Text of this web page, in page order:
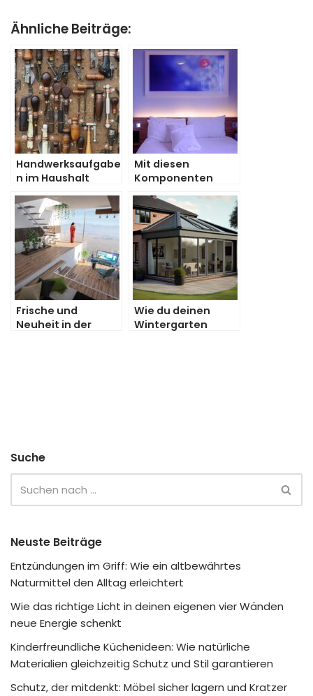
Ähnliche Beiträge:
Handwerksaufgabe
n im Haushalt
selbst erledigen
Mit diesen
Komponenten
werden die
eigenen vier
Wände individuell
Frische und
Neuheit in der
Wie du deinen
Wintergarten
Suche
Neuste Beiträge
Entzündungen im Griff: Wie ein altbewährtes
Naturmittel den Alltag erleichtert
Wie das richtige Licht in deinen eigenen vier Wänden
neue Energie schenkt
Kinderfreundliche Küchenideen: Wie natürliche
Materialien gleichzeitig Schutz und Stil garantieren
Schutz, der mitdenkt: Möbel sicher lagern und Kratzer